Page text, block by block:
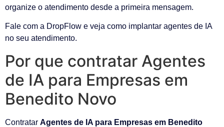
organize o atendimento desde a primeira mensagem.
Fale com a DropFlow e veja como implantar agentes de IA
no seu atendimento.
Por que contratar Agentes
de IA para Empresas em
Benedito Novo
Contratar Agentes de IA para Empresas em Benedito